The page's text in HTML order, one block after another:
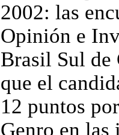
2002: las
Opinión e
Brasil Sul de
que el
12 puntos
Genro en